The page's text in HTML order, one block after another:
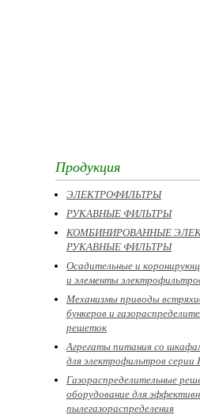
Продукция
ЭЛЕКТРОФИЛЬТРЫ
РУКАВНЫЕ ФИЛЬТРЫ
КОМБИНИРОВАННЫЕ
РУКАВНЫЕ ФИЛЬТРЫ
Осадительные и
и элементы
Механизмы приводы
бункеров и
решеток
Агрегаты питания со
для электрофильтров серии
Газораспределительные
оборудование для
пылегазораспределения